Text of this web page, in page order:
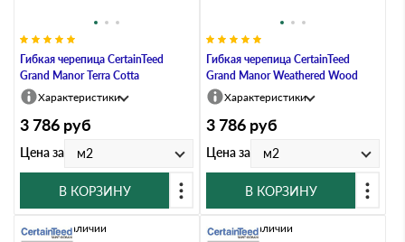
Гибкая черепица CertainTeed
Grand Manor Terra Cotta
Характеристики
3 786 руб
Цена за м2
В КОРЗИНУ
Гибкая черепица CertainTeed
Grand Manor Weathered Wood
Характеристики
3 786 руб
Цена за м2
В КОРЗИНУ
Нет в наличии Нет в наличии